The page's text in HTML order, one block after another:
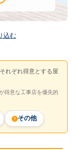
込む
れぞれ得意とする屋
得意な工事店を優先的
その他